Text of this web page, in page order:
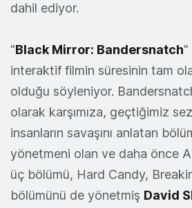
dahil ediyor.
"Black Mirror: Bandersnatch"
interaktif filmin süresinin tam
olduğu söyleniyor.
olarak karşımıza, geçtiğimiz
insanların savaşını anlatan
yönetmeni olan ve daha önce
üç bölümü, Hard Candy,
bölümünü de yönetmiş David